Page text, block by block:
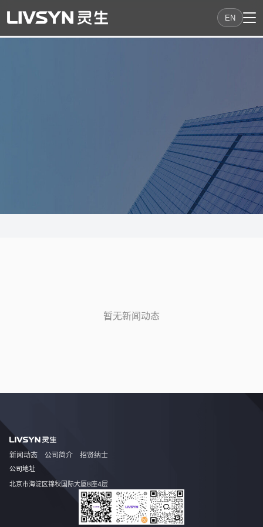
EN
暂无新闻动态
新闻动态 公司简介 招贤纳士
公司地址
北京市海淀区锦秋国际大厦B座4层